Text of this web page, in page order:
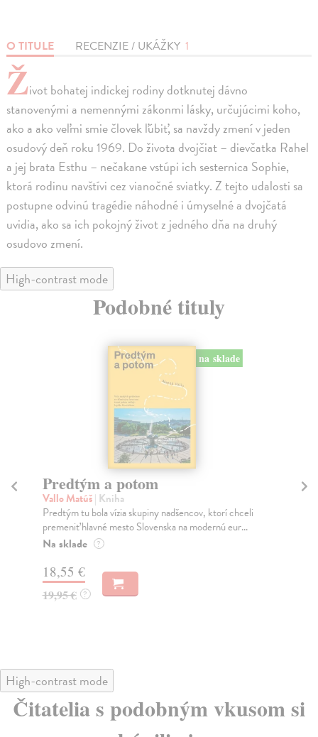
O TITULE RECENZIE / UKÁŽKY 1
Život bohatej indickej rodiny dotknutej dávno
stanovenými a nemennými zákonmi lásky, určujúcimi koho,
ako a ako veľmi smie človek ľúbiť, sa navždy zmení v jeden
osudový deň roku 1969. Do života dvojčiat – dievčatka Rahel
a jej brata Esthu – nečakane vstúpi ich sesternica Sophie,
ktorá rodinu navštívi cez vianočné sviatky. Z tejto udalosti sa
postupne odvinú tragédie náhodné i úmyselné a dvojčatá
uvidia, ako sa ich pokojný život z jedného dňa na druhý
osudovo zmení.
High-contrast mode
Podobné tituly
na sklade
Predtým a potom
Vallo Matúš| Kniha
Predtým tu bola vízia skupiny nadšencov, ktorí chceli
premeniť hlavné mesto Slovenska na modernú eur...
Na sklade ?
18,55 €
19,95 € ?
High-contrast mode
Čitatelia s podobným vkusom si